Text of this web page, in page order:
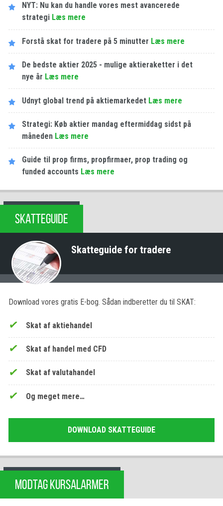
NYT: Nu kan du handle vores mest avancerede
strategi Læs mere
Forstå skat for tradere på 5 minutter Læs mere
De bedste aktier 2025 - mulige aktieraketter i det
nye år Læs mere
Udnyt global trend på aktiemarkedet Læs mere
Strategi: Køb aktier mandag eftermiddag sidst på
måneden Læs mere
Guide til prop firms, propfirmaer, prop trading og
funded accounts Læs mere
SKATTEGUIDE
Skatteguide for tradere
Download vores gratis E-bog. Sådan indberetter du til SKAT:
Skat af aktiehandel
Skat af handel med CFD
Skat af valutahandel
Og meget mere…
DOWNLOAD SKATTEGUIDE
MODTAG KURSALARMER